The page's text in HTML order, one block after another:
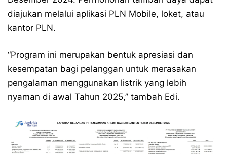
diajukan melalui aplikasi PLN Mobile, loket, atau
kantor PLN.
“Program ini merupakan bentuk apresiasi dan
kesempatan bagi pelanggan untuk merasakan
pengalaman menggunakan listrik yang lebih
nyaman di awal Tahun 2025,” tambah Edi.